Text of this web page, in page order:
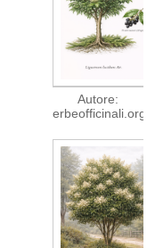
Autore:
erbeofficinali.org